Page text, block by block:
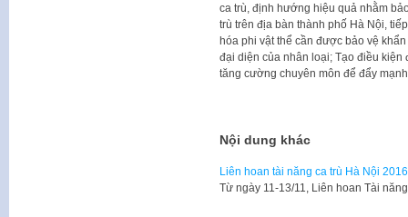
ca trù, định hướng hiệu quả nhằm
trù trên địa bàn thành phố Hà Nội,
hóa phi vật thể cần được bảo vệ
đại diện của nhân loại; Tạo điều kiện
tăng cường chuyên môn để đẩy
Nội dung khác
Liên hoan tài năng ca trù Hà Nội 2016
Từ ngày 11-13/11, Liên hoan Tài